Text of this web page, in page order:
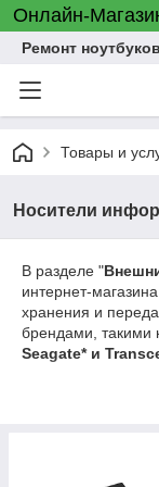
Онлайн-
Ремонт
Товары и
Носители
В разделе "
интернет-
хранения и
брендами, такими
Seagate* и
качеству и
Флеш-
устройства,